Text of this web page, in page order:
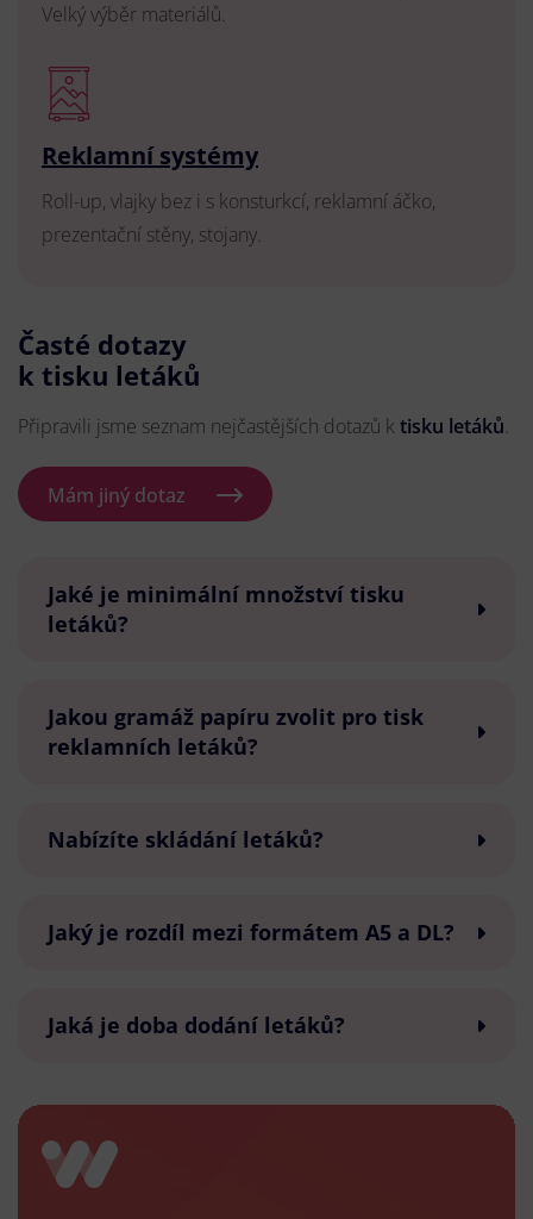
Velký výběr materiálů.
Reklamní systémy
Roll-up, vlajky bez i s konsturkcí, reklamní áčko,
prezentační stěny, stojany.
Časté dotazy
k tisku letáků
Připravili jsme seznam nejčastějších dotazů k tisku letáků.
Mám jiný dotaz
Jaké je minimální množství tisku
letáků?
Jakou gramáž papíru zvolit pro tisk
reklamních letáků?
Nabízíte skládání letáků?
Jaký je rozdíl mezi formátem A5 a DL?
Jaká je doba dodání letáků?